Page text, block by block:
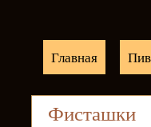
Главная
Фисташки